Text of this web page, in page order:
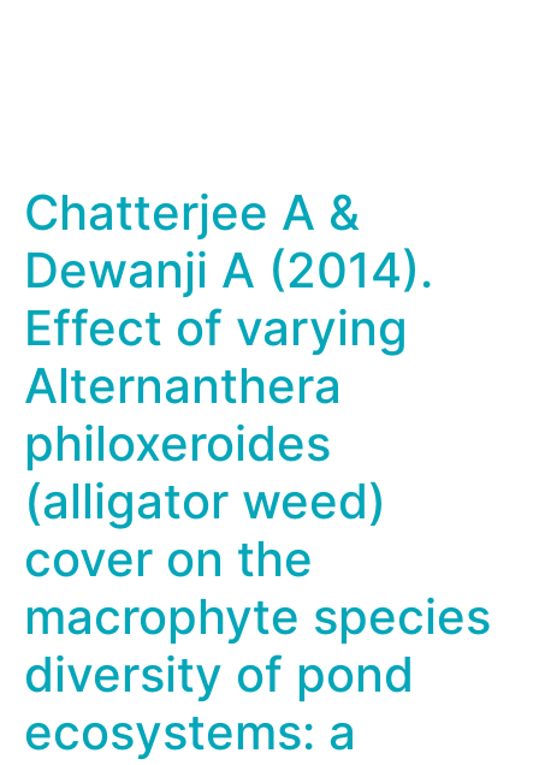
Chatterjee A &
Dewanji A (2014).
Effect of varying
Alternanthera
philoxeroides
(alligator weed)
cover on the
macrophyte species
diversity of pond
ecosystems: a